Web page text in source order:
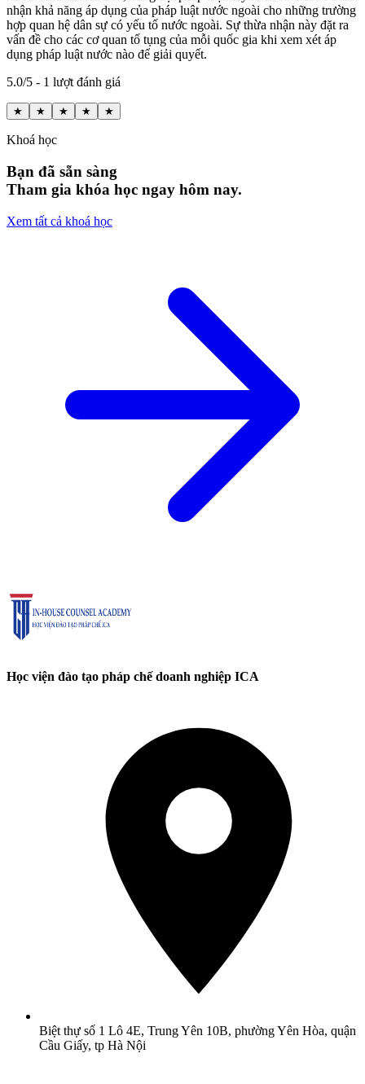
nhận khả năng áp dụng của pháp luật nước ngoài cho những trường
hợp quan hệ dân sự có yếu tố nước ngoài. Sự thừa nhận này đặt ra
vấn đề cho các cơ quan tố tụng của mỗi quốc gia khi xem xét áp
dụng pháp luật nước nào để giải quyết.
5.0/5 - 1 lượt đánh giá
★ ★ ★ ★ ★
Khoá học
Bạn đã sẵn sàng
Tham gia khóa học ngay hôm nay.
Xem tất cả khoá học
Học viện đào tạo pháp chế doanh nghiệp ICA
Biệt thự số 1 Lô 4E, Trung Yên 10B, phường Yên Hòa, quận
Cầu Giấy, tp Hà Nội